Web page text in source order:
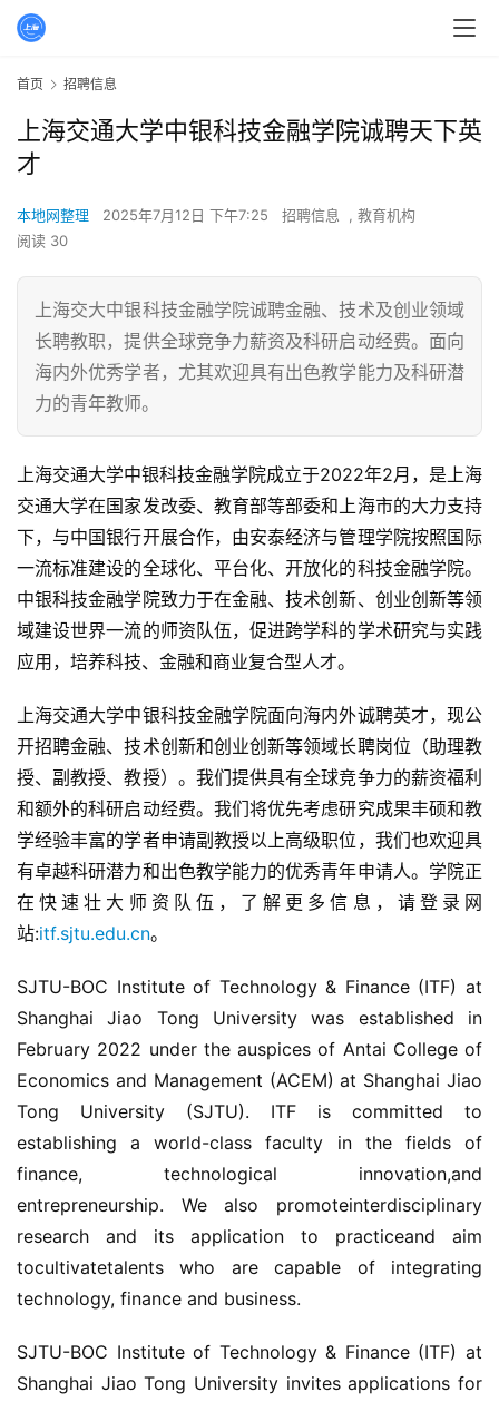
首页 招聘信息
上海交通大学中银科技金融学院诚聘天下英
才
本地网整理 2025年7月12日 下午7:25 招聘信息 , 教育机构
阅读 30
上海交大中银科技金融学院诚聘金融、技术及创业领域
长聘教职，提供全球竞争力薪资及科研启动经费。面向
海内外优秀学者，尤其欢迎具有出色教学能力及科研潜
力的青年教师。
上海交通大学中银科技金融学院成立于2022年2月，是上海
交通大学在国家发改委、教育部等部委和上海市的大力支持
下，与中国银行开展合作，由安泰经济与管理学院按照国际
一流标准建设的全球化、平台化、开放化的科技金融学院。
中银科技金融学院致力于在金融、技术创新、创业创新等领
域建设世界一流的师资队伍，促进跨学科的学术研究与实践
应用，培养科技、金融和商业复合型人才。
上海交通大学中银科技金融学院面向海内外诚聘英才，现公
开招聘金融、技术创新和创业创新等领域长聘岗位（助理教
授、副教授、教授）。我们提供具有全球竞争力的薪资福利
和额外的科研启动经费。我们将优先考虑研究成果丰硕和教
学经验丰富的学者申请副教授以上高级职位，我们也欢迎具
有卓越科研潜力和出色教学能力的优秀青年申请人。学院正
在快速壮大师资队伍，了解更多信息，请登录网
站:itf.sjtu.edu.cn。
SJTU-BOC Institute of Technology & Finance (ITF) at
Shanghai Jiao Tong University was established in
February 2022 under the auspices of Antai College of
Economics and Management (ACEM) at Shanghai Jiao
Tong University (SJTU). ITF is committed to
establishing a world-class faculty in the fields of
finance, technological innovation,and
entrepreneurship. We also promoteinterdisciplinary
research and its application to practiceand aim
tocultivatetalents who are capable of integrating
technology, finance and business.
SJTU-BOC Institute of Technology & Finance (ITF) at
Shanghai Jiao Tong University invites applications for